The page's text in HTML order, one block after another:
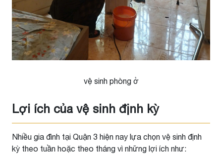
vệ sinh phòng ở
Lợi ích của vệ sinh định kỳ
Nhiều gia đình tại Quận 3 hiện nay lựa chọn vệ sinh định
kỳ theo tuần hoặc theo tháng vì những lợi ích như: